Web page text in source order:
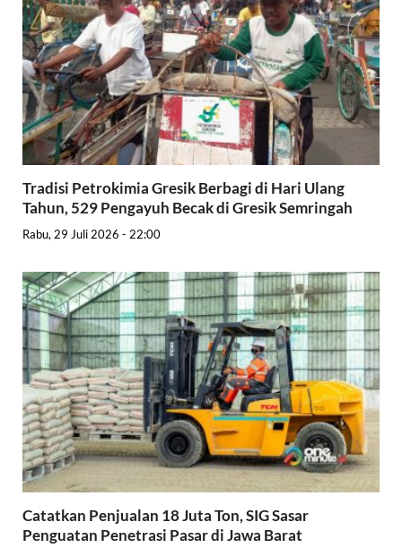
Tradisi Petrokimia Gresik Berbagi di Hari Ulang
Tahun, 529 Pengayuh Becak di Gresik Semringah
Rabu, 29 Juli 2026 - 22:00
Catatkan Penjualan 18 Juta Ton, SIG Sasar
Penguatan Penetrasi Pasar di Jawa Barat